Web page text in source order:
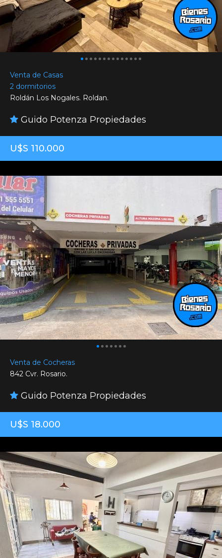
Venta de Casas
2 dormitorios
Roldán Los Nogales. Roldan.
Guido Potenza Propiedades
U$S 110.000
Venta de Cocheras
842 Cvr. Rosario.
Guido Potenza Propiedades
U$S 18.000